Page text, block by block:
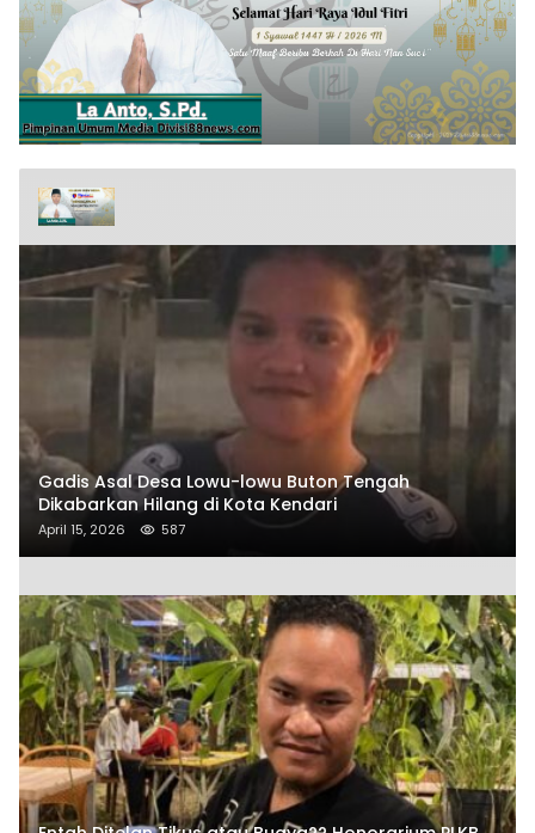
Gadis Asal Desa Lowu-lowu Buton Tengah
Dikabarkan Hilang di Kota Kendari
April 15, 2026 587